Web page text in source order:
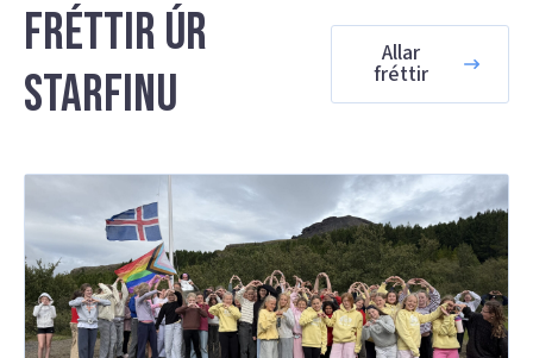
Fréttir úr
starfinu
Allar
fréttir